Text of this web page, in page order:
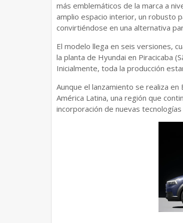
más emblemáticos de la marca a
amplio espacio interior, un robusto
convirtiéndose en una alternativa
El modelo llega en seis versiones,
la planta de Hyundai en Piracicaba
Inicialmente, toda la producción
Aunque el lanzamiento se realiza
América Latina, una región que
incorporación de nuevas